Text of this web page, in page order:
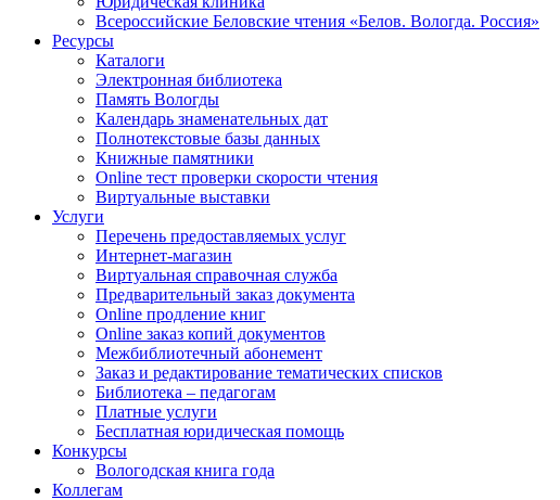
Всероссийские Беловские чтения «Белов. Вологда. Россия»
Ресурсы
Каталоги
Электронная библиотека
Память Вологды
Календарь знаменательных дат
Полнотекстовые базы данных
Книжные памятники
Online тест проверки скорости чтения
Виртуальные выставки
Услуги
Перечень предоставляемых услуг
Интернет-магазин
Виртуальная справочная служба
Предварительный заказ документа
Online продление книг
Online заказ копий документов
Межбиблиотечный абонемент
Заказ и редактирование тематических списков
Библиотека – педагогам
Платные услуги
Бесплатная юридическая помощь
Конкурсы
Вологодская книга года
Коллегам